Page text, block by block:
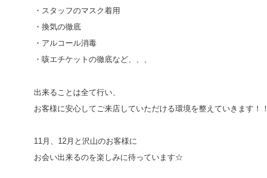
・スタッフのマスク着用
・換気の徹底
・アルコール消毒
・咳エチケットの徹底など、、、
出来ることは全て行い、
お客様に安心してご来店していただける環境を整えていきます！！
11 月、 12 月と沢山のお客様に
お会い出来るのを楽しみに待っています☆